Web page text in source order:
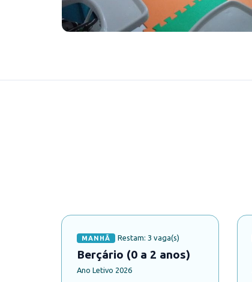
MANHÃ Restam: 3 vaga(s)
Berçário (0 a 2 anos)
Ano Letivo 2026